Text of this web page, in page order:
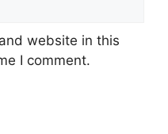
website in this
I comment.